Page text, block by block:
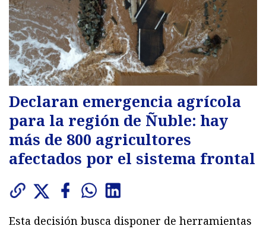
Declaran emergencia agrícola
para la región de Ñuble: hay
más de 800 agricultores
afectados por el sistema frontal
Esta decisión busca disponer de herramientas